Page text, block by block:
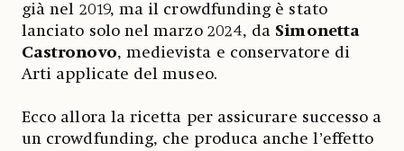
già nel 2019, ma il crowdfunding è stato
lanciato solo nel marzo 2024, da Simonetta
Castronovo, medievista e conservatore di
Arti applicate del museo.
Ecco allora la ricetta per assicurare successo a
un crowdfunding, che produca anche l’effetto